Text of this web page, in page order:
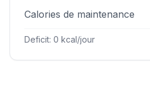
Calories de maintenance
Deficit: 0 kcal/jour